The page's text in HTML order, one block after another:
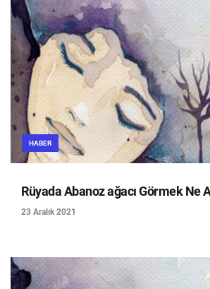
HABER
Rüyada Abanoz ağacı Görmek Ne
23 Aralık 2021